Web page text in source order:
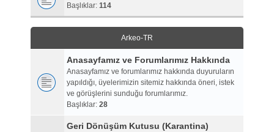
Başlıklar: 114
Arkeo-TR
Anasayfamız ve Forumlarımız Hakkında
Anasayfamız ve forumlarımız hakkında duyuruların
yapıldığı, üyelerimizin sitemiz hakkında öneri, istek
ve görüşlerini sunduğu forumlarımız.
Başlıklar: 28
Geri Dönüşüm Kutusu (Karantina)